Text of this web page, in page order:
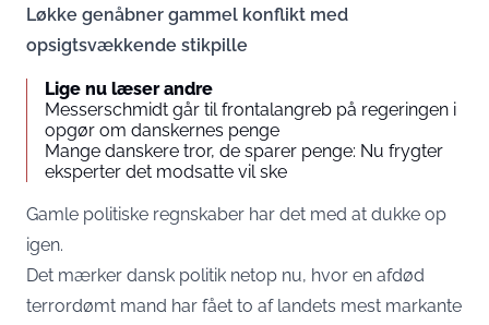
Løkke genåbner gammel konflikt med
opsigtsvækkende stikpille
Lige nu læser andre
Messerschmidt går til frontalangreb på regeringen i
opgør om danskernes penge
Mange danskere tror, de sparer penge: Nu frygter
eksperter det modsatte vil ske
Gamle politiske regnskaber har det med at dukke op
igen.
Det mærker dansk politik netop nu, hvor en afdød
terrordømt mand har fået to af landets mest markante